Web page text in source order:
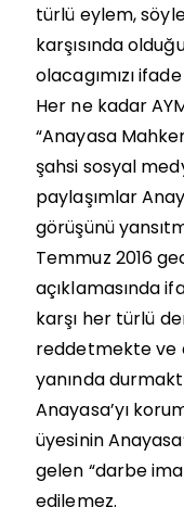
türlü eylem,
karşısında
olacagımızı
Her ne kadar
“Anayasa
şahsi sosyal
paylaşımlar
görüşünü
Temmuz 2016
açıklamasında
karşı her türlü
reddetmekte ve
yanında
Anayasa’yı
üyesinin
gelen “darbe
edilemez.